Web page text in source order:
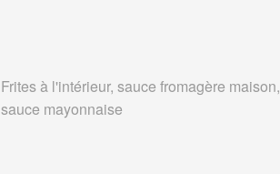
Frites à l'intérieur, sauce fromagère maison,
sauce mayonnaise